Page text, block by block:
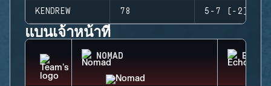
KENDREW 78 5-7 (-2)
แบนเจ้าหน้าที่
NOMAD ECHO